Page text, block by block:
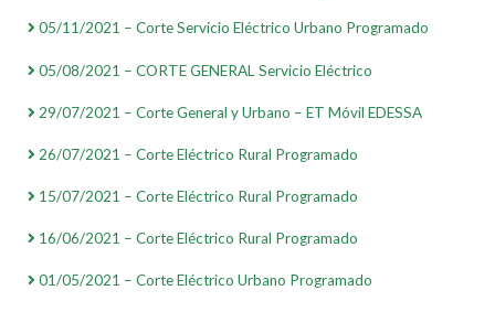
05/11/2021 – Corte Servicio Eléctrico Urbano Programado
05/08/2021 – CORTE GENERAL Servicio Eléctrico
29/07/2021 – Corte General y Urbano – ET Móvil EDESSA
26/07/2021 – Corte Eléctrico Rural Programado
15/07/2021 – Corte Eléctrico Rural Programado
16/06/2021 – Corte Eléctrico Rural Programado
01/05/2021 – Corte Eléctrico Urbano Programado